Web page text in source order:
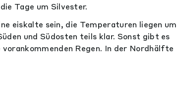
Tage um Silvester.
eiskalte sein, die Temperaturen liegen um
und Südosten teils klar. Sonst gibt es
Regen. In der Nordhälfte